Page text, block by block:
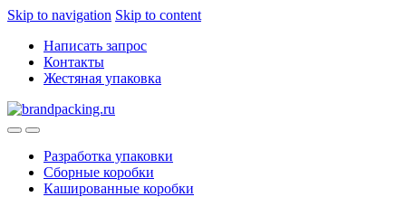
Skip to navigation Skip to content
Написать запрос
Контакты
Жестяная упаковка
Разработка упаковки
Сборные коробки
Кашированные коробки